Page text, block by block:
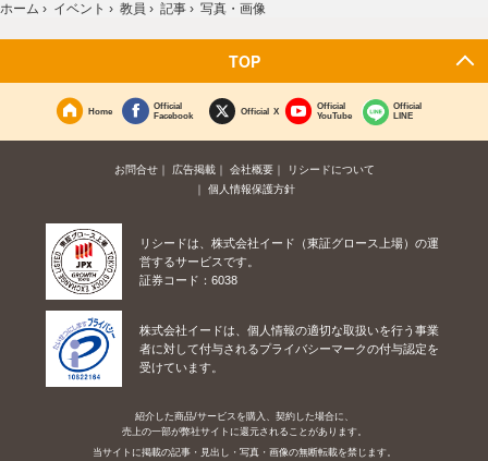
ホーム › イベント › 教員 › 記事 › 写真・画像
TOP
Home
Official
Facebook
Official X
Official
YouTube
Official
LINE
お問合せ 広告掲載 会社概要
リシードについて
個人情報保護方針
リシードは、株式会社イード（東証グロース上場）の運
営するサービスです。
証券コード：6038
株式会社イードは、個人情報の適切な取扱いを行う事業
者に対して付与されるプライバシーマークの付与認定を
受けています。
紹介した商品/サービスを購入、契約した場合に、
売上の一部が弊社サイトに還元されることがあります。
当サイトに掲載の記事・見出し・写真・画像の無断転載を禁じます。